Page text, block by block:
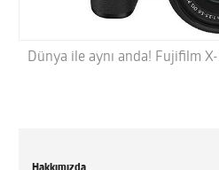
Dünya ile aynı anda! Fujifilm